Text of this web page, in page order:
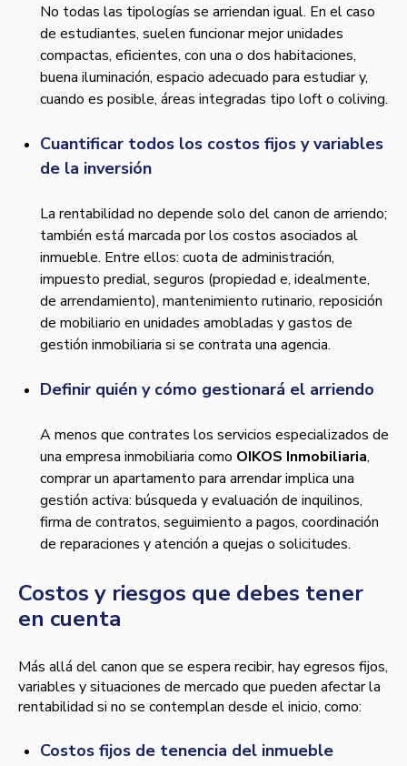
No todas las tipologías se arriendan igual. En el caso
de estudiantes, suelen funcionar mejor unidades
compactas, eficientes, con una o dos habitaciones,
buena iluminación, espacio adecuado para estudiar y,
cuando es posible, áreas integradas tipo loft o coliving.
Cuantificar todos los costos fijos y variables
de la inversión
La rentabilidad no depende solo del canon de arriendo;
también está marcada por los costos asociados al
inmueble. Entre ellos: cuota de administración,
impuesto predial, seguros (propiedad e, idealmente,
de arrendamiento), mantenimiento rutinario, reposición
de mobiliario en unidades amobladas y gastos de
gestión inmobiliaria si se contrata una agencia.
Definir quién y cómo gestionará el arriendo
A menos que contrates los servicios especializados de
una empresa inmobiliaria como OIKOS Inmobiliaria,
comprar un apartamento para arrendar implica una
gestión activa: búsqueda y evaluación de inquilinos,
firma de contratos, seguimiento a pagos, coordinación
de reparaciones y atención a quejas o solicitudes.
Costos y riesgos que debes tener
en cuenta
Más allá del canon que se espera recibir, hay egresos fijos,
variables y situaciones de mercado que pueden afectar la
rentabilidad si no se contemplan desde el inicio, como:
Costos fijos de tenencia del inmueble